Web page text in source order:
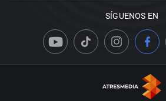
SÍGUENOS EN